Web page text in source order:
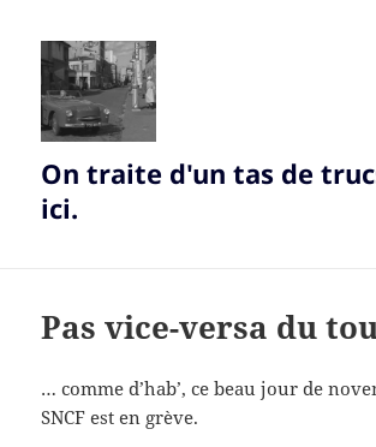
On traite d'un tas de
ici.
Pas vice-versa du
… comme d’hab’, ce beau jour de
SNCF est en grève.